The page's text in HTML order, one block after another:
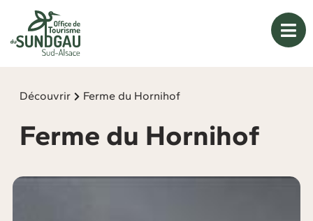
Découvrir Ferme du Hornihof
Ferme du Hornihof
Panneau de gestion des cookies